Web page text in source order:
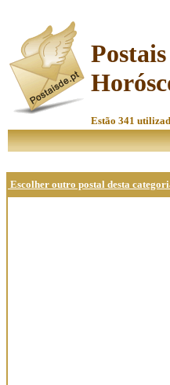
Estão 341
Escolher outro postal desta